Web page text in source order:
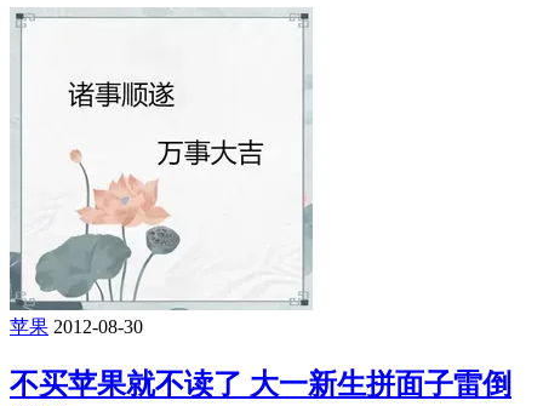
苹果 2012-08-30
不买苹果就不读了 大一新生拼面子雷倒